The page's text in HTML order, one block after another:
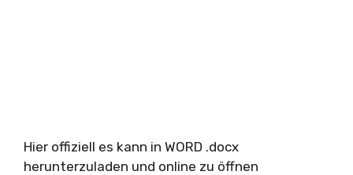
Hier offiziell es kann in WORD .docx
herunterzuladen und online zu öffnen